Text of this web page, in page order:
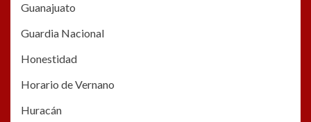
Guanajuato
Guardia Nacional
Honestidad
Horario de Vernano
Huracán